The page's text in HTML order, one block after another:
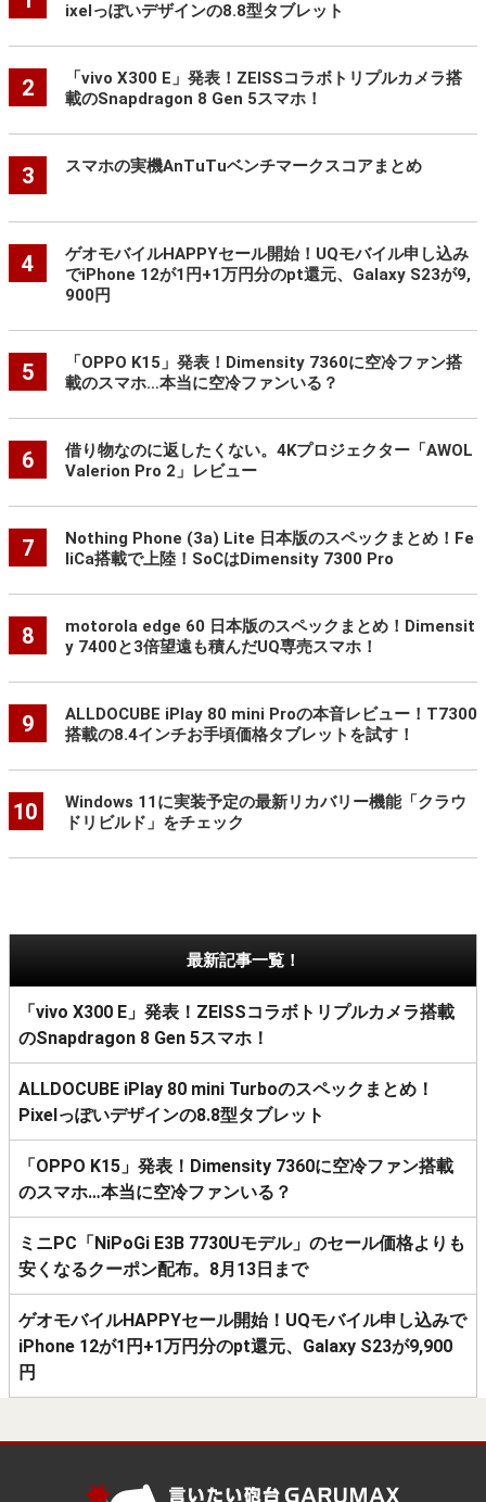
ixelっぽいデザインの8.8型タブレット
2
「vivo X300 E」発表！ZEISSコラボトリプルカメラ搭
載のSnapdragon 8 Gen 5スマホ！
3 スマホの実機AnTuTuベンチマークスコアまとめ
4
ゲオモバイルHAPPYセール開始！UQモバイル申し込み
でiPhone 12が1円+1万円分のpt還元、Galaxy S23が9,
900円
5
「OPPO K15」発表！Dimensity 7360に空冷ファン搭
載のスマホ…本当に空冷ファンいる？
6
借り物なのに返したくない。4Kプロジェクター「AWOL
Valerion Pro 2」レビュー
7
Nothing Phone (3a) Lite 日本版のスペックまとめ！Fe
liCa搭載で上陸！SoCはDimensity 7300 Pro
8
motorola edge 60 日本版のスペックまとめ！Dimensit
y 7400と3倍望遠も積んだUQ専売スマホ！
9
ALLDOCUBE iPlay 80 mini Proの本音レビュー！T7300
搭載の8.4インチお手頃価格タブレットを試す！
10
Windows 11に実装予定の最新リカバリー機能「クラウ
ドリビルド」をチェック
最新記事一覧！
「vivo X300 E」発表！ZEISSコラボトリプルカメラ搭載
のSnapdragon 8 Gen 5スマホ！
ALLDOCUBE iPlay 80 mini Turboのスペックまとめ！
Pixelっぽいデザインの8.8型タブレット
「OPPO K15」発表！Dimensity 7360に空冷ファン搭載
のスマホ…本当に空冷ファンいる？
ミニPC「NiPoGi E3B 7730Uモデル」のセール価格よりも
安くなるクーポン配布。8月13日まで
ゲオモバイルHAPPYセール開始！UQモバイル申し込みで
iPhone 12が1円+1万円分のpt還元、Galaxy S23が9,900
円